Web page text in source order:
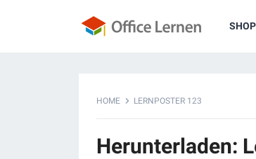
SHOP
HOME LERNPOSTER 123
Herunterladen: